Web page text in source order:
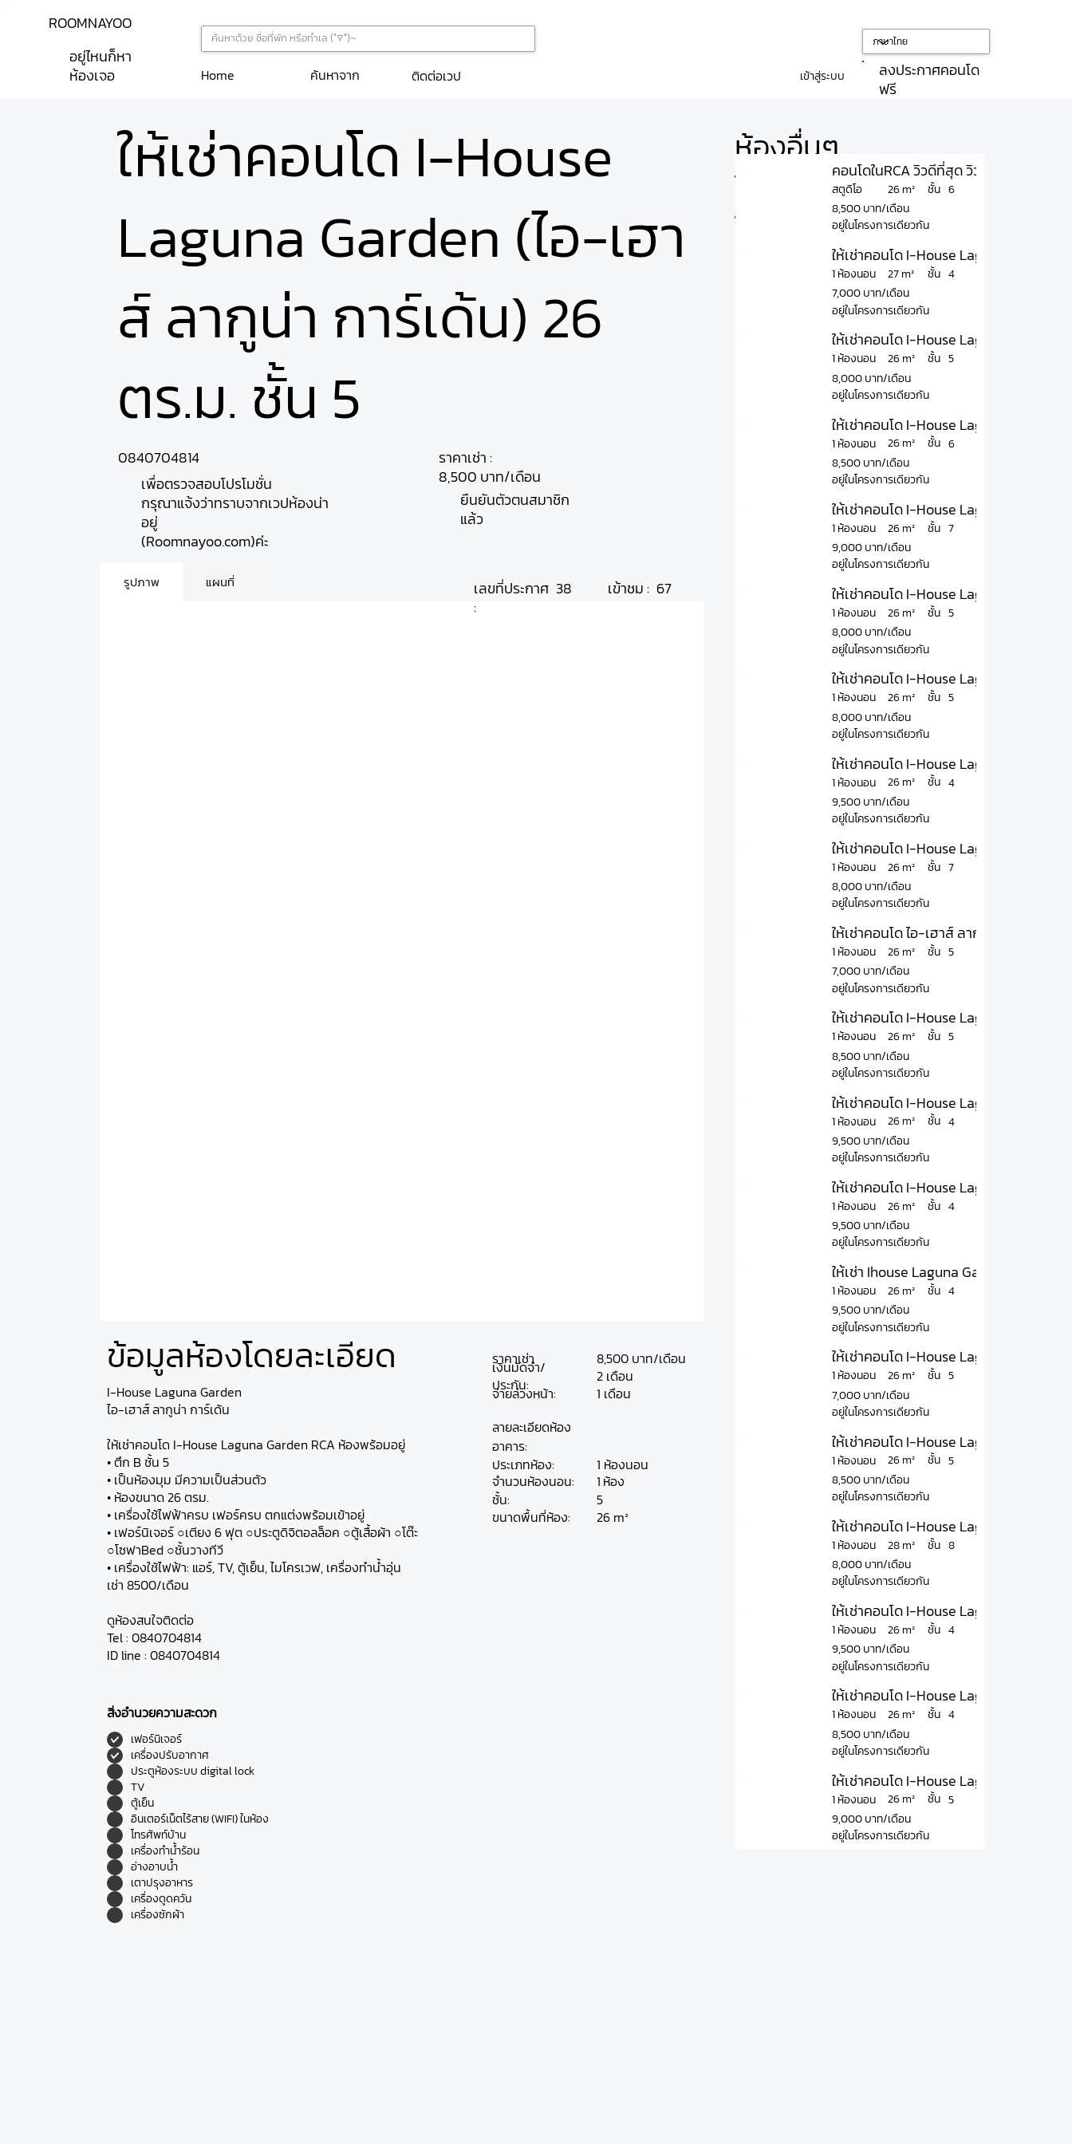
ติดต่อเวป
Home ค้นหาจาก เข้าสู่ระบบ
ลงประกาศคอนโด
ฟรี
ROOMNAYOO
อยู่ไหนก็หา
ห้องเจอ
ให้เช่าคอนโด I-House
Laguna Garden (ไอ-เฮา
ส์ ลากูน่า การ์เด้น) 26
ตร.ม. ชั้น 5
0840704814
เพื่อตรวจสอบโปรโมชั่น
กรุณาแจ้งว่าทราบจากเวปห้องน่า
อยู่
(Roomnayoo.com)ค่ะ
ราคาเช่า :
8,500 บาท/เดือน
ยืนยันตัวตนสมาชิก
แล้ว
รูปภาพ แผนที่
เลขที่ประกาศ
:
38 เข้าชม : 67
ข้อมูลห้องโดยละเอียด
I-House Laguna Garden
ไอ-เฮาส์ ลากูน่า การ์เด้น
ให้เช่าคอนโด I-House Laguna Garden RCA ห้องพร้อมอยู่
• ตึก B ชั้น 5
• เป็นห้องมุม มีความเป็นส่วนตัว
• ห้องขนาด 26 ตรม.
• เครื่องใช้ไฟฟ้าครบ เฟอร์ครบ ตกแต่งพร้อมเข้าอยู่
• เฟอร์นิเจอร์ ○เตียง 6 ฟุต ○ประตูดิจิตอลล็อค ○ตู้เสื้อผ้า ○โต๊ะ
○โซฟาBed ○ชั้นวางทีวี
• เครื่องใช้ไฟฟ้า: แอร์, TV, ตู้เย็น, ไมโครเวฟ, เครื่องทำน้ำอุ่น
เช่า 8500/เดือน
ดูห้องสนใจติดต่อ
Tel : 0840704814
ID line : 0840704814
ลายละเอียดห้อง
อาคาร:
ประเภทห้อง:
จำนวนห้องนอน:
ชั้น:
ขนาดพื้นที่ห้อง:
1 ห้องนอน
1
5
26 m²
ห้อง
ราคาเช่า
เงินมัดจำ/
ประกัน:
จ่ายล่วงหน้า:
8,500 บาท/เดือน
2 เดือน
1 เดือน
สิ่งอำนวยความสะดวก
เฟอร์นิเจอร์
เครื่องปรับอากาศ
ประตูห้องระบบ digital lock
TV
ตู้เย็น
อินเตอร์เน็ตไร้สาย (WIFI) ในห้อง
โทรศัพท์บ้าน
เครื่องทำน้ำร้อน
อ่างอาบน้ำ
เตาปรุงอาหาร
เครื่องดูดควัน
เครื่องซักผ้า
ห้องอื่นๆ
ใน
โครงการ
คอนโดในRCA วิวดีที่สุด วิวเมืองและ สนา
สตูดิโอ
8,500 บาท/เดือน
ชั้น
26 m² 6
อยู่ในโครงการเดียวกัน
ให้เช่าคอนโด I-House Laguna Garden
1 ห้องนอน
7,000 บาท/เดือน
ชั้น
27 m² 4
อยู่ในโครงการเดียวกัน
ให้เช่าคอนโด I-House Laguna Garden
1 ห้องนอน
8,000 บาท/เดือน
ชั้น
26 m² 5
อยู่ในโครงการเดียวกัน
ให้เช่าคอนโด I-House Laguna Garden
1 ห้องนอน
8,500 บาท/เดือน
ชั้น
26 m² 6
อยู่ในโครงการเดียวกัน
ให้เช่าคอนโด I-House Laguna Garden
1 ห้องนอน
9,000 บาท/เดือน
ชั้น
26 m² 7
อยู่ในโครงการเดียวกัน
ให้เช่าคอนโด I-House Laguna Garden
1 ห้องนอน
8,000 บาท/เดือน
ชั้น
26 m² 5
อยู่ในโครงการเดียวกัน
ให้เช่าคอนโด I-House Laguna Garden
1 ห้องนอน
8,000 บาท/เดือน
ชั้น
26 m² 5
อยู่ในโครงการเดียวกัน
ให้เช่าคอนโด I-House Laguna Garden
1 ห้องนอน
9,500 บาท/เดือน
ชั้น
26 m² 4
อยู่ในโครงการเดียวกัน
ให้เช่าคอนโด I-House Laguna Garden
1 ห้องนอน
8,000 บาท/เดือน
ชั้น
26 m² 7
อยู่ในโครงการเดียวกัน
ให้เช่าคอนโด ไอ-เฮาส์ ลากูน่า การ์เด้น มี
1 ห้องนอน
7,000 บาท/เดือน
ชั้น
26 m² 5
อยู่ในโครงการเดียวกัน
ให้เช่าคอนโด I-House Laguna Garden
1 ห้องนอน
8,500 บาท/เดือน
ชั้น
26 m² 5
อยู่ในโครงการเดียวกัน
ให้เช่าคอนโด I-House Laguna Garden
1 ห้องนอน
9,500 บาท/เดือน
ชั้น
26 m² 4
อยู่ในโครงการเดียวกัน
ให้เช่าคอนโด I-House Laguna Garden
1 ห้องนอน
9,500 บาท/เดือน
ชั้น
26 m² 4
อยู่ในโครงการเดียวกัน
ให้เช่า Ihouse Laguna Garden RCA ห้อ
1 ห้องนอน
9,500 บาท/เดือน
ชั้น
26 m² 4
อยู่ในโครงการเดียวกัน
ให้เช่าคอนโด I-House Laguna Garden
1 ห้องนอน
7,000 บาท/เดือน
ชั้น
26 m² 5
อยู่ในโครงการเดียวกัน
ให้เช่าคอนโด I-House Laguna Garden
1 ห้องนอน
8,500 บาท/เดือน
ชั้น
26 m² 5
อยู่ในโครงการเดียวกัน
ให้เช่าคอนโด I-House Laguna Garden
1 ห้องนอน
8,000 บาท/เดือน
ชั้น
28 m² 8
อยู่ในโครงการเดียวกัน
ให้เช่าคอนโด I-House Laguna Garden
1 ห้องนอน
9,500 บาท/เดือน
ชั้น
26 m² 4
อยู่ในโครงการเดียวกัน
ให้เช่าคอนโด I-House Laguna Garden
1 ห้องนอน
8,500 บาท/เดือน
ชั้น
26 m² 4
อยู่ในโครงการเดียวกัน
ให้เช่าคอนโด I-House Laguna Garden
1 ห้องนอน
9,000 บาท/เดือน
ชั้น
26 m² 5
อยู่ในโครงการเดียวกัน